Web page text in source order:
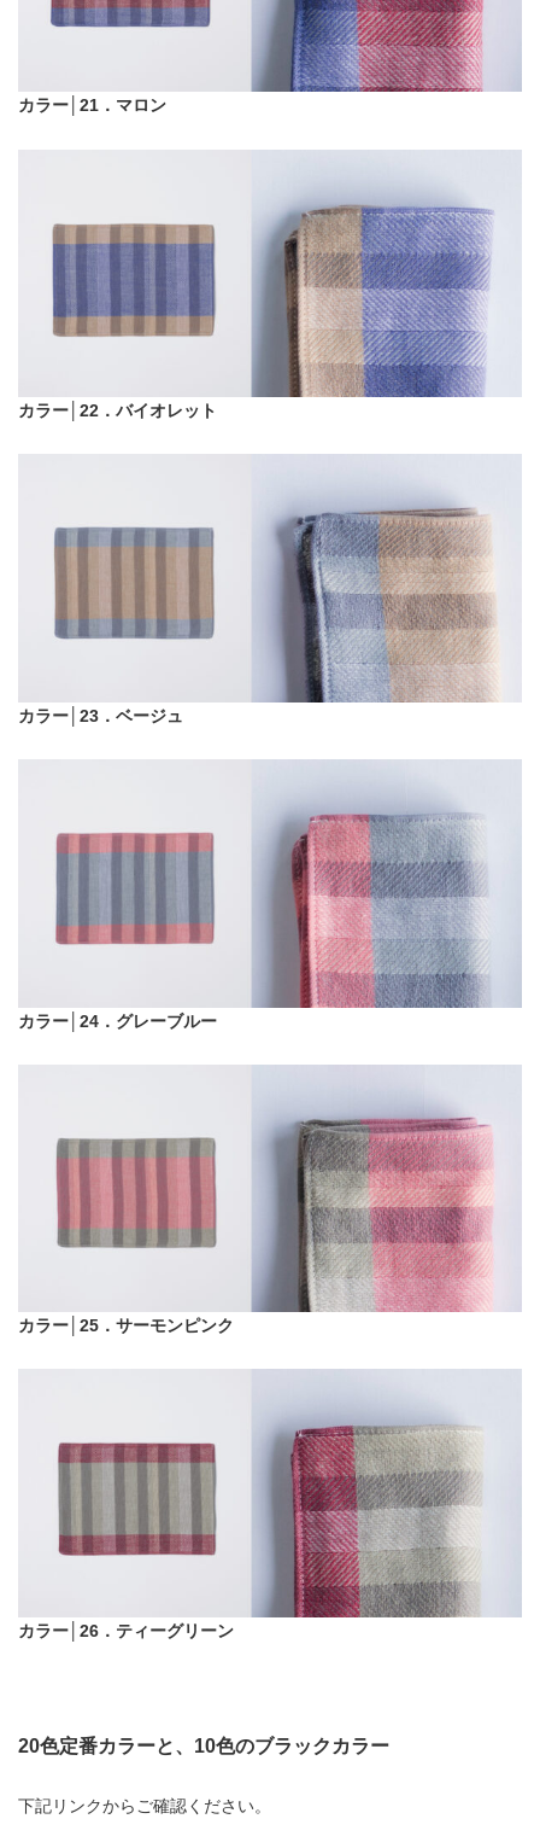
カラー│21．マロン
カラー│22．バイオレット
カラー│23．ベージュ
カラー│24．グレーブルー
カラー│25．サーモンピンク
カラー│26．ティーグリーン
20色定番カラーと、10色のブラックカラー
下記リンクからご確認ください。